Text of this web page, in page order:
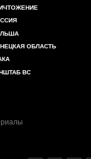
ОБЛАСТЬ
ВС